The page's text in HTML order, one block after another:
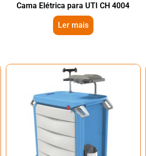
Cama Elétrica para UTI CH 4004
Ler mais